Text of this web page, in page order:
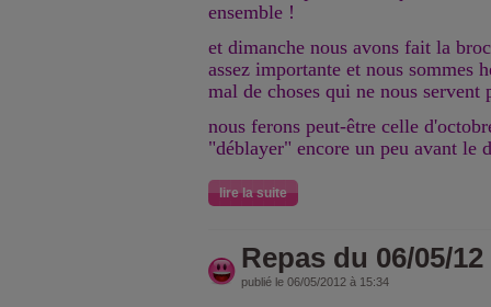
ensemble !
et dimanche nous avons fait la
assez importante et nous sommes
mal de choses qui ne nous servent
nous ferons peut-être celle
"déblayer" encore un peu avant le
lire la suite
Repas du 06/05/12
publié le 06/05/2012 à 15:34